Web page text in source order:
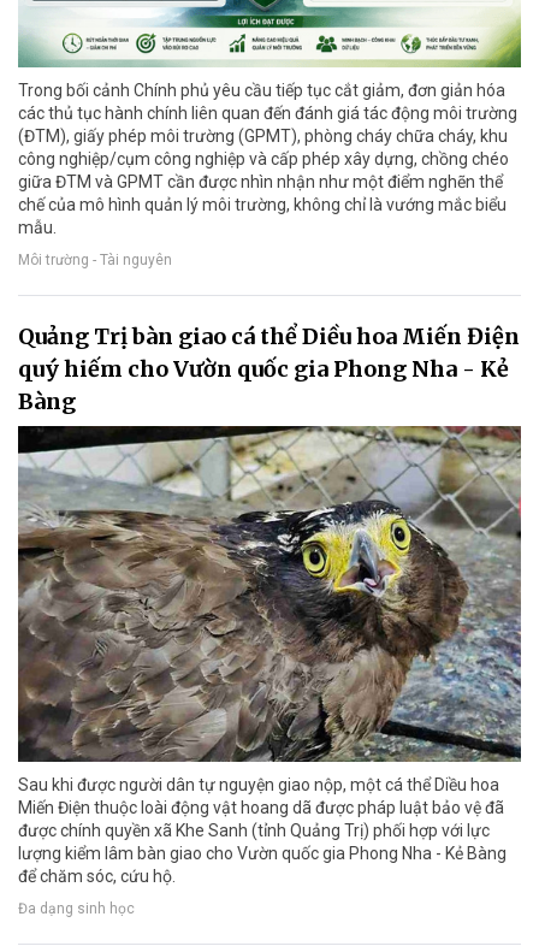
Trong bối cảnh Chính phủ yêu cầu tiếp tục cắt giảm, đơn giản hóa
các thủ tục hành chính liên quan đến đánh giá tác động môi trường
(ĐTM), giấy phép môi trường (GPMT), phòng cháy chữa cháy, khu
công nghiệp/cụm công nghiệp và cấp phép xây dựng, chồng chéo
giữa ĐTM và GPMT cần được nhìn nhận như một điểm nghẽn thể
chế của mô hình quản lý môi trường, không chỉ là vướng mắc biểu
mẫu.
Môi trường - Tài nguyên
Quảng Trị bàn giao cá thể Diều hoa Miến Điện
quý hiếm cho Vườn quốc gia Phong Nha - Kẻ
Bàng
Sau khi được người dân tự nguyện giao nộp, một cá thể Diều hoa
Miến Điện thuộc loài động vật hoang dã được pháp luật bảo vệ đã
được chính quyền xã Khe Sanh (tỉnh Quảng Trị) phối hợp với lực
lượng kiểm lâm bàn giao cho Vườn quốc gia Phong Nha - Kẻ Bàng
để chăm sóc, cứu hộ.
Đa dạng sinh học